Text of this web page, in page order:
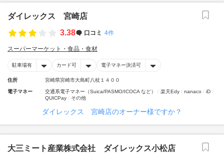
ダイレックス 宮崎店
3.38
口コミ 4件
スーパーマーケット・食品・食材
駐車場有 カード可 電子マネー決済可
住所 宮崎県宮崎市大島町八杖１４００
電子マネー 交通系電子マネー（Suica/PASMO/ICOCA など） 楽天Edy nanaco
iD
QUICPay
その他
ダイレックス 宮崎店のオーナー様ですか？
大三ミート産業株式会社 ダイレックス小松店